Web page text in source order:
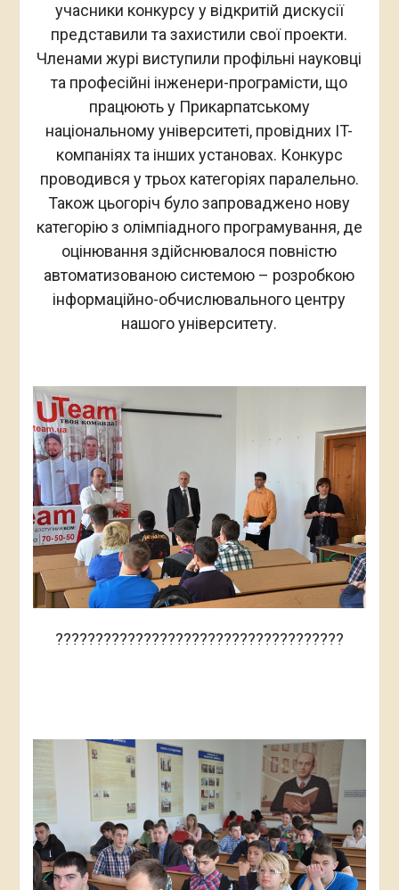
учасники конкурсу у відкритій дискусії
представили та захистили свої проекти.
Членами журі виступили профільні науковці
та професійні інженери-програмісти, що
працюють у Прикарпатському
національному університеті, провідних IT-
компаніях та інших установах. Конкурс
проводився у трьох категоріях паралельно.
Також цьогоріч було запроваджено нову
категорію з олімпіадного програмування, де
оцінювання здійснювалося повністю
автоматизованою системою – розробкою
інформаційно-обчислювального центру
нашого університету.
????????????????????????????????????